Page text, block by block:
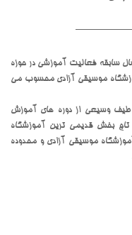
موسیقی آزادی تاج بخش با بیش از 20 سال سابقه فعالیت آموزشی در حوزه
موسیقی آزادی محسوب می
طیف وسیعی از دوره های آموزش
بخش قدیمی ترین آموزشگاه
موسیقی آزادی و محدوده